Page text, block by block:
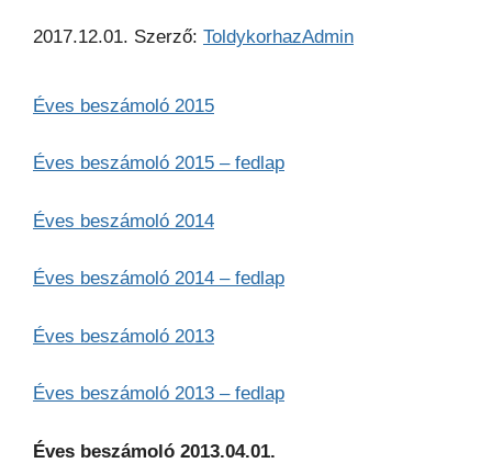
2017.12.01. Szerző: ToldykorhazAdmin
Éves beszámoló 2015
Éves beszámoló 2015 – fedlap
Éves beszámoló 2014
Éves beszámoló 2014 – fedlap
Éves beszámoló 2013
Éves beszámoló 2013 – fedlap
Éves beszámoló 2013.04.01.